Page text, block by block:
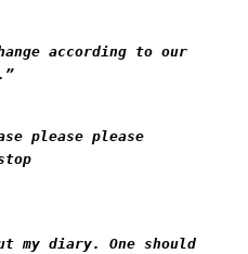
according to our
please please
my diary. One should